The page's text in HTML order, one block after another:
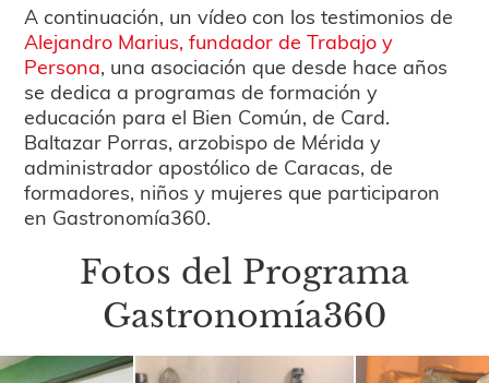
A continuación, un vídeo con los testimonios de
Alejandro Marius, fundador de Trabajo y
Persona, una asociación que desde hace años
se dedica a programas de formación y
educación para el Bien Común, de Card.
Baltazar Porras, arzobispo de Mérida y
administrador apostólico de Caracas, de
formadores, niños y mujeres que participaron
en Gastronomía360.
Fotos del Programa
Gastronomía360